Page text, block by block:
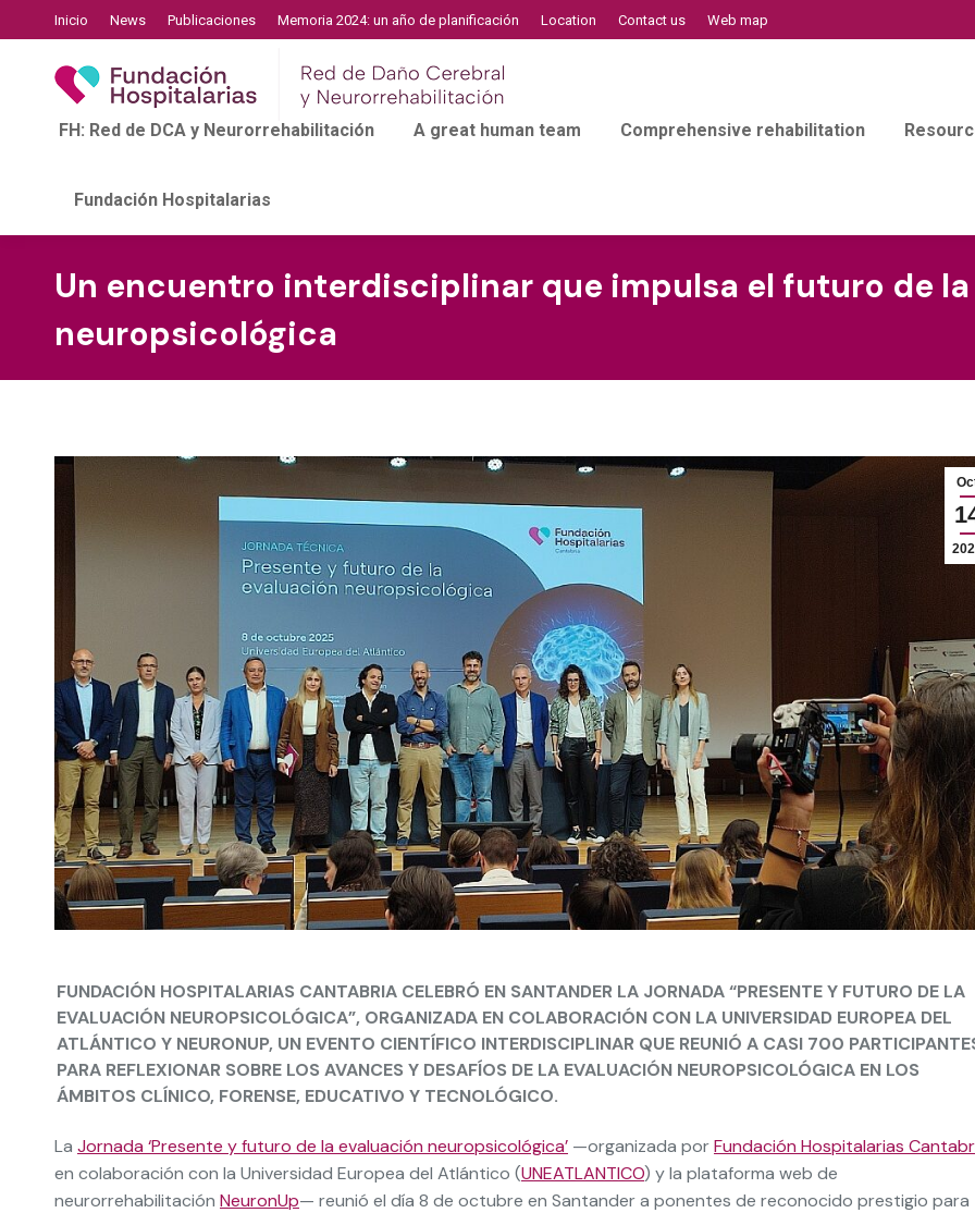
Inicio News Publicaciones Memoria 2024: un año de planificación Location Contact us Web map
FH: Red de DCA y Neurorrehabilitación A great human team Comprehensive rehabilitation
Fundación Hospitalarias
Un encuentro interdisciplinar que impulsa el futuro de
neuropsicológica
FUNDACIÓN HOSPITALARIAS CANTABRIA CELEBRÓ EN SANTANDER LA JORNADA “PRESENTE Y FUTURO DE LA
EVALUACIÓN NEUROPSICOLÓGICA”, ORGANIZADA EN COLABORACIÓN CON LA UNIVERSIDAD EUROPEA DEL
ATLÁNTICO Y NEURONUP, UN EVENTO CIENTÍFICO INTERDISCIPLINAR QUE REUNIÓ A CASI 700
PARA REFLEXIONAR SOBRE LOS AVANCES Y DESAFÍOS DE LA EVALUACIÓN NEUROPSICOLÓGICA EN LOS
ÁMBITOS CLÍNICO, FORENSE, EDUCATIVO Y TECNOLÓGICO.
La Jornada ‘Presente y futuro de la evaluación neuropsicológica’ —organizada porFundación Hospitalarias
en colaboración con la Universidad Europea del Atlántico (UNEATLANTICO) y la plataforma web de
neurorrehabilitación NeuronUp— reunió el día 8 de octubre en Santander a ponentes de reconocido prestigio para